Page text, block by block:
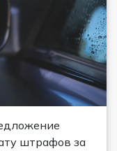
штрафов за